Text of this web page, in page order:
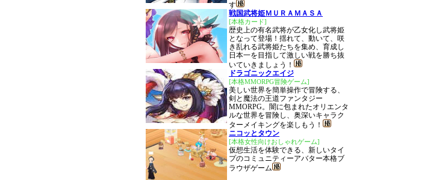
す
戦国武将姫ＭＵＲＡＭＡＳＡ
[本格カード]
歴史上の有名武将が乙女化し武将姫
となって登場！揺れて、動いて、咲
き乱れる武将姫たちを集め、育成し
日本一を目指して激しい戦を勝ち抜
いていきましょう！
ドラゴニックエイジ
[本格MMORPG冒険ゲーム]
美しい世界を簡単操作で冒険する、
剣と魔法の王道ファンタジー
MMORPG。闇に包まれたオリエンタ
ルな世界を冒険し、奥深いキャラク
ターメイキングを楽しもう！
ニコッとタウン
[本格女性向けおしゃれゲーム]
仮想生活を体験できる、新しいタイ
プのコミュニティーアバター本格ブ
ラウザゲーム